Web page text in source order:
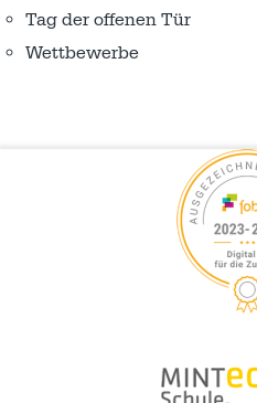
Tag der offenen Tür
Wettbewerbe